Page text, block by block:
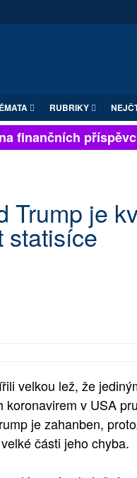
RUBRIKY
finančních
Trump je
statisíce
velkou lež, že
koronavirem v USA
je zahanben,
části jeho chyba.